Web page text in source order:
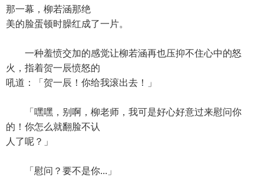
那一幕，柳若涵那绝
美的脸蛋顿时臊红成了一片。
一种羞愤交加的感觉让柳若涵再也压抑不住心中的怒
火，指着贺一辰愤怒的
吼道：「贺一辰！你给我滚出去！」
「嘿嘿，别啊，柳老师，我可是好心好意过来慰问你
的！你怎么就翻脸不认
人了呢？」
「慰问？要不是你...」